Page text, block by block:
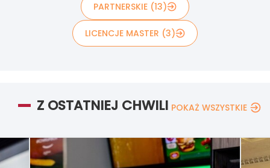
PARTNERSKIE (13)
LICENCJE MASTER (3)
Z OSTATNIEJ CHWILI POKAŻ WSZYSTKIE